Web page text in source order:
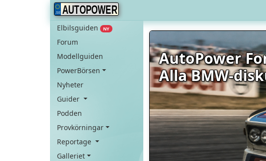
AUTOPOWER
Elbilsguiden NY
Forum
Modellguiden
PowerBörsen
Nyheter
Guider
Podden
Provkörningar
Reportage
Galleriet
AutoPower
Alla BMW-